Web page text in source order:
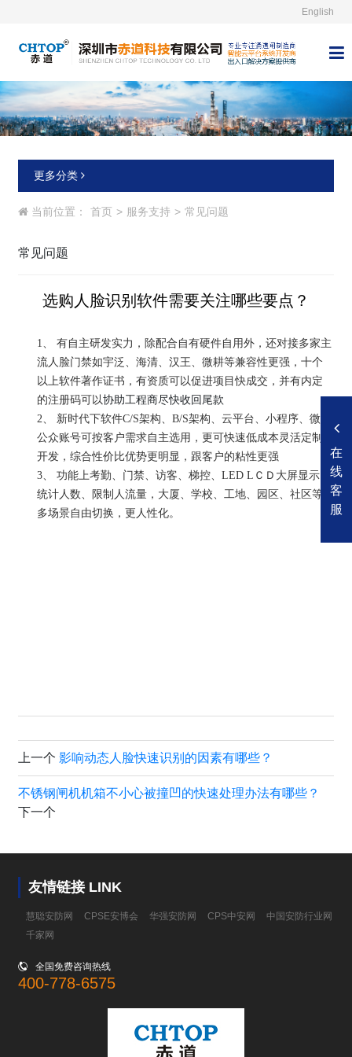
English
更多分类
常见问题
当前位置： 首页 > 服务支持 > 常见问题
选购人脸识别软件需要关注哪些要点？
1、有自主研发实力，除配合自有硬件自用外，还对接多家主
流人脸门禁如宇泛、海清、汉王、微耕等兼容性更强，十个
以上软件著作证书，有资质可以促进项目快成交，并有内定
的注册码可以协助工程商尽快收回尾款
2、 新时代下软件C/S架构、B/S架构、云平台、小程序、微信
公众账号可按客户需求自主选用，更可快速低成本灵活定制
开发，综合性价比优势更明显，跟客户的粘性更强
3、功能上考勤、门禁、访客、梯控、LED L ＣＤ大屏显示、
统计人数、限制人流量，大厦、学校、工地、园区、社区等
多场景自由切换，更人性化。
上一个影响动态人脸快速识别的因素有哪些？
不锈钢闸机机箱不小心被撞凹的快速处理办法有哪些？
下一个
友情链接 LINK
慧聪安防网 CPSE安博会 华强安防网 CPS中安网
中国安防行业网
千家网
 全国免费咨询热线
400-778-6575
在
线
客
服